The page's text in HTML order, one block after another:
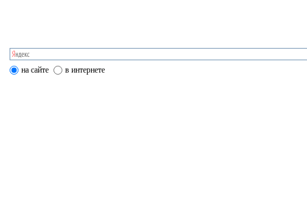
на сайте в интернете